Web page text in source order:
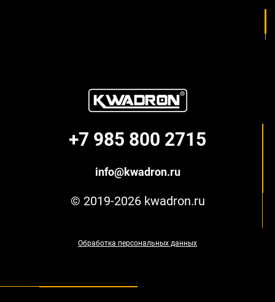
+7 985 800 2715
info@kwadron.ru
© 2019-2026 kwadron.ru
Обработка персональных данных